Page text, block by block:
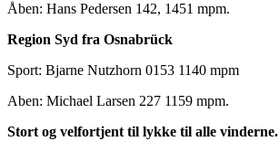
Åben: Hans Pedersen 142, 1451 mpm.
Region Syd fra Osnabrück
Sport: Bjarne Nutzhorn 0153 1140 mpm
Aben: Michael Larsen 227 1159 mpm.
Stort og velfortjent til lykke til alle vinderne.